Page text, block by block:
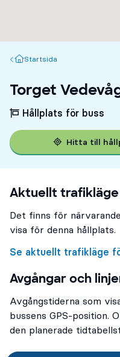
Startsida
Startsida
Torget
Hållplats för buss
Hitta till
Aktuellt
Det finns för
visa för denna hållplats.
Se aktuellt trafikläge
Avgångar och
Avgångstiderna som
bussens GPS-position.
den planerade